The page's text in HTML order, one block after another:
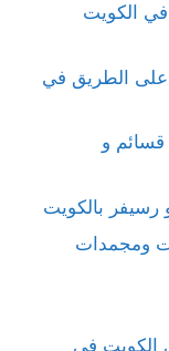
الكويت
على الطريق في
و
بالكويت
ومجمدات
الكويت في